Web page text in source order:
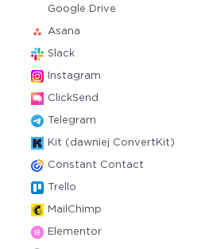
Google Drive
Asana
Slack
Instagram
ClickSend
Telegram
Kit (dawniej ConvertKit)
Constant Contact
Trello
MailChimp
Elementor